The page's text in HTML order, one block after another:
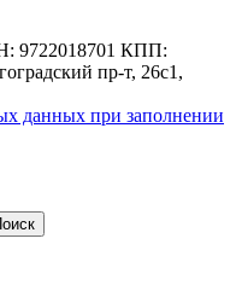
КПП:
пр-т, 26с1,
данных при заполнении